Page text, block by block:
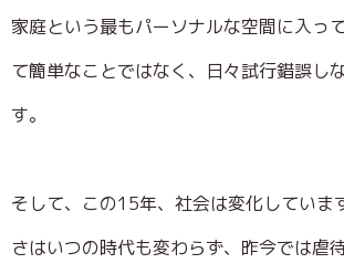
家庭という最もパーソナルな空間に入っ
て簡単なことではなく、日々試行錯誤し
す。
そして、この15年、社会は変化していま
さはいつの時代も変わらず、昨今では虐